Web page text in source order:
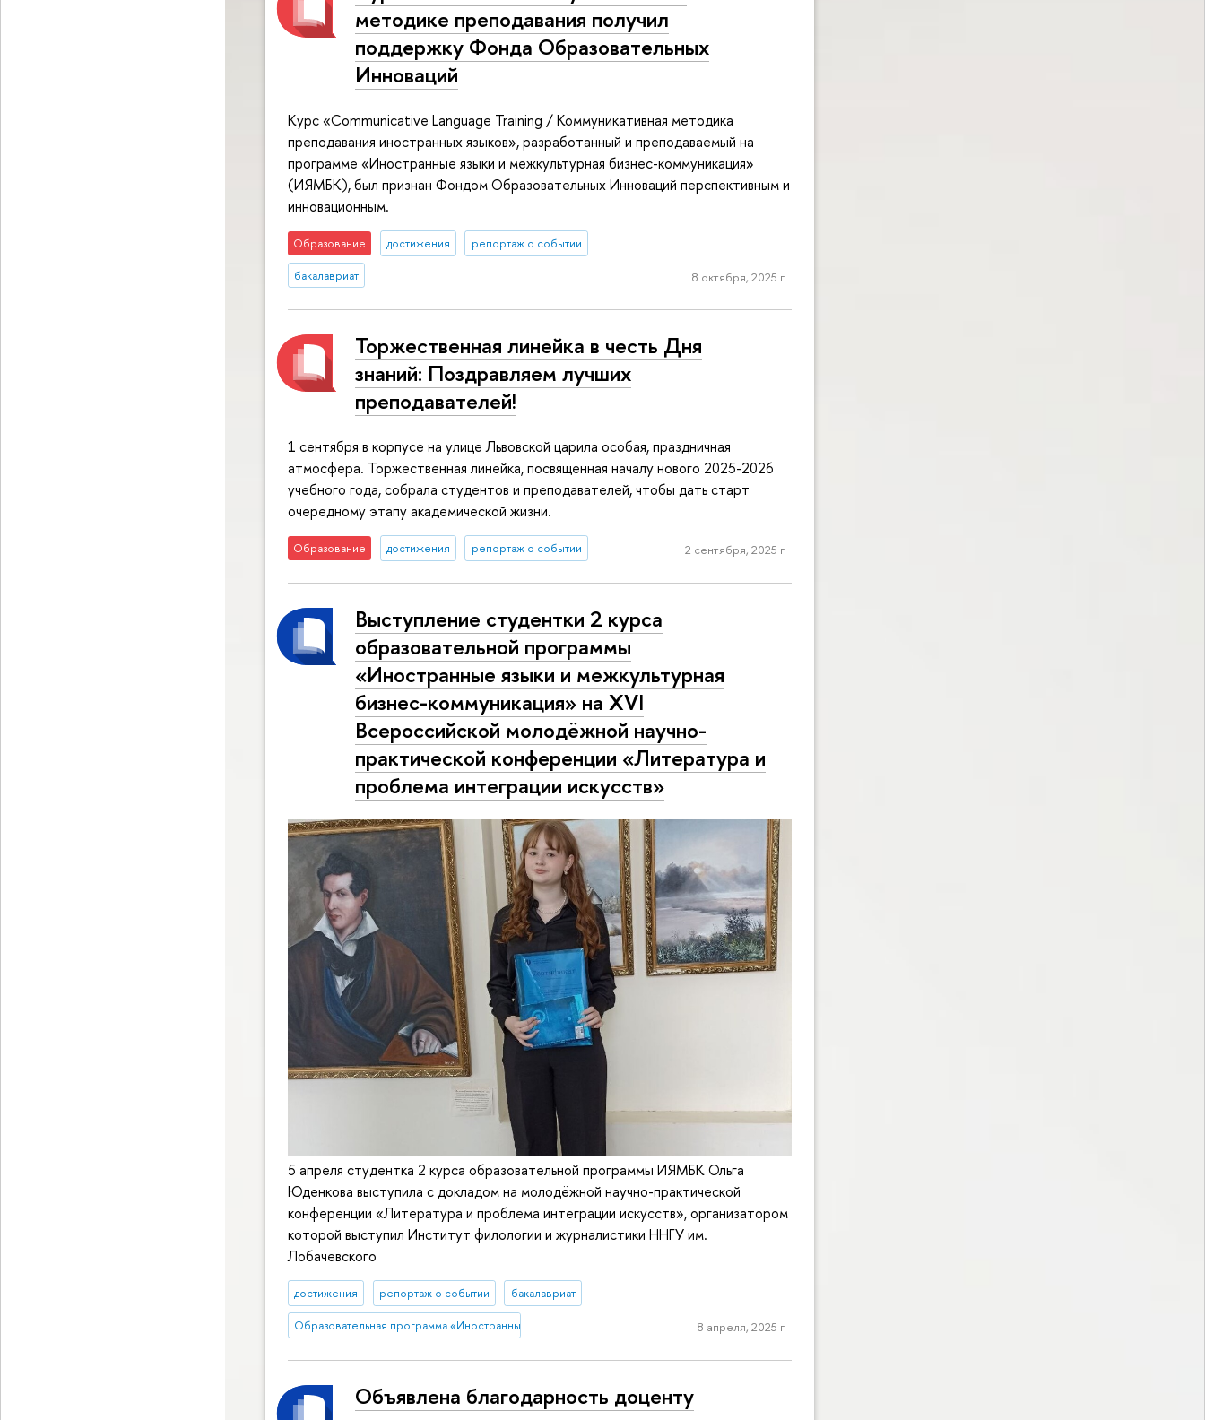
методике преподавания получил
поддержку Фонда Образовательных
Инноваций
Курс «Communicative Language Training / Коммуникативная методика
преподавания иностранных языков», разработанный и преподаваемый на
программе «Иностранные языки и межкультурная бизнес-коммуникация»
(ИЯМБК), был признан Фондом Образовательных Инноваций перспективным и
инновационным.
Образование достижения репортаж о событии
бакалавриат 8 октября, 2025 г.
Торжественная линейка в честь Дня
знаний: Поздравляем лучших
преподавателей!
1 сентября в корпусе на улице Львовской царила особая, праздничная
атмосфера. Торжественная линейка, посвященная началу нового 2025-2026
учебного года, собрала студентов и преподавателей, чтобы дать старт
очередному этапу академической жизни.
Образование достижения репортаж о событии 2 сентября, 2025 г.
Выступление студентки 2 курса
образовательной программы
«Иностранные языки и межкультурная
бизнес-коммуникация» на XVI
Всероссийской молодёжной научно-
практической конференции «Литература и
проблема интеграции искусств»
5 апреля студентка 2 курса образовательной программы ИЯМБК Ольга
Юденкова выступила с докладом на молодёжной научно-практической
конференции «Литература и проблема интеграции искусств», организатором
которой выступил Институт филологии и журналистики ННГУ им.
Лобачевского
достижения репортаж о событии бакалавриат
Образовательная программа «Иностранные языки и межкультурная бизнес-коммуникация»
8 апреля, 2025 г.
Объявлена благодарность доценту